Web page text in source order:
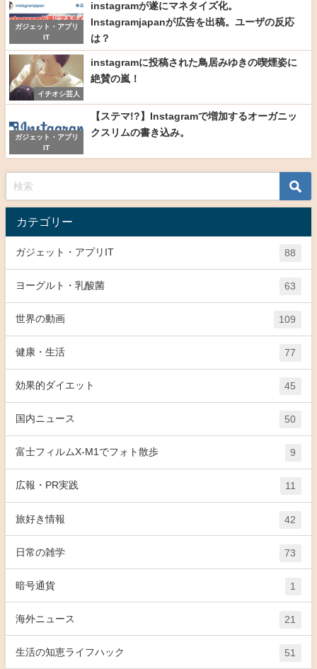
ガジェット・アプリ
IT
instagramが遂にマネタイズ化。
Instagramjapanが広告を出稿。ユーザの反応
は？
イチオシ芸人
instagramに投稿された鳥居みゆきの喫煙姿に
絶賛の嵐！
ガジェット・アプリ
IT
【ステマ!?】Instagramで増加するオーガニッ
クスリムの書き込み。
カテゴリー
ガジェット・アプリIT 88
ヨーグルト・乳酸菌 63
世界の動画 109
健康・生活 77
効果的ダイエット 45
国内ニュース 50
富士フィルムX-M1でフォト散歩 9
広報・PR実践 11
旅好き情報 42
日常の雑学 73
暗号通貨 1
海外ニュース 21
生活の知恵ライフハック 51